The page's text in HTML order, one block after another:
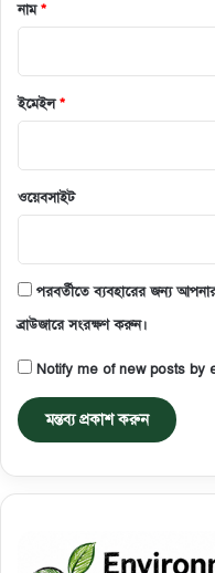
নাম*
ইমেইল*
ওয়েবসাইট
পরবর্তীতে ব্যবহারের জন্য
ব্রাউজারে সংরক্ষণ করুন।
Notify me of new posts by